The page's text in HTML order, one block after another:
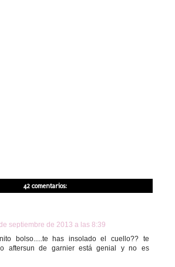
42 comentarios:
septiembre de 2013 a las 8:39
bolso.....te has insolado el cuello?? te
aftersun de garnier está genial y no es